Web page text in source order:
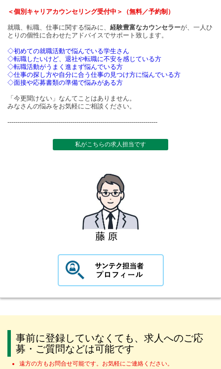
＜個別キャリアカウンセリング受付中＞（無料／予約制）
就職、転職、仕事に関する悩みに、 経験豊富なカウンセラーが、一人ひ
とりの個性に合わせたアドバイスでサポート致します。
◇初めての就職活動で悩んでいる学生さん
◇転職したいけど、退社や転職に不安を感じている方
◇転職活動がうまく進まず悩んでいる方
◇仕事の探し方や自分に合う仕事の見つけ方に悩んでいる方
◇面接や応募書類の準備で悩みがある方
「今更聞けない」なんてことはありません。
みなさんの悩みをお気軽にご相談ください。
----------------------------------------------------------------------------
私がこちらの求人担当です
事前に登録していなくても、求人へのご応
募・ご質問などは可能です
遠方の方もお問合せ可能です。お気軽にご連絡ください。